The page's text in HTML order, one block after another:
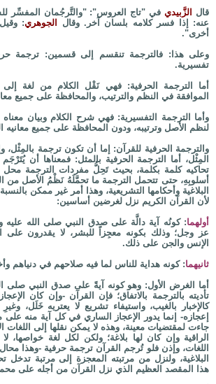
قال
الزَّبيديفي "تاج العروس": "والتَّرجُمان المفسِّر
عنه: إذا فسر كلامه بلسان آخر. وقال
الجوهري:
أخرى".
وعلى هذا: فالترجمة تنقسم إلى قسمين: ترجمة
تفسيرية.
أما الترجمة الحرفية: فهي نَقْل الكلام من لغة
الموافقة في النظم والترتيب، والمحافظة على جميع
وأما الترجمة التفسيرية: فهي شرح الكلام وبيان
لنظم الأصل وترتيبه، ودون المحافظة على جميع معانيه
والترجمة الحرفية للقرآن: إما أن تكون ترجمة بالمِثْل،
المِثْل، أما الترجمة الحرفية بالمثل: فمعناها أن
تحاكيه كلمة بكلمة، بحيث تَحِلُّ مفردات الترجمة محل
أسلوبِهِ، حتى تتحمل الترجمة ما تحمَّلَهُ نَظْمُ الأصل من
البلاغية وأحكامها التشريعية، وهذا أمر غير ممكن
لأن القرآن الكريم نزل لغرضين أساسين:
أولهما: كونُه آية دالَّة على صدق النبي صلى الله عليه
عز وجل؛ وذلك بكونه معجِزاً للبشر، لا يقدرون على
الإنس والجن على ذلك.
ثانيهما: كونه هداية للناس لما فيه صلاحهم في دنياهم
أما الغرض الأول: وهو كونه آيةً على صدق النبي صلى
تأديته بالترجمة بالاتفاق؛ فإن القرآن -وإن كان
كالإخبار بالغيب، واستيفاء تشريع لا يعتريه خَلَل،
إعجازه- إنما يدور الإعجاز الساري في كل آية منه
جاءت لمقتضيات معينة، وهذه لا يمكن نقلها إلى اللغات
الراقية وإن كان لها بلاغة؛ ولكن لكل لغة خواصها،
اللغات، وإذن فلو تُرجم القرآن ترجمة حرفية -وهذا
البلاغية، ولنزل من مرتبته المعجزة إلى مرتبة
هذا المقصد العظيم الذي نزل القرآن من أجله على